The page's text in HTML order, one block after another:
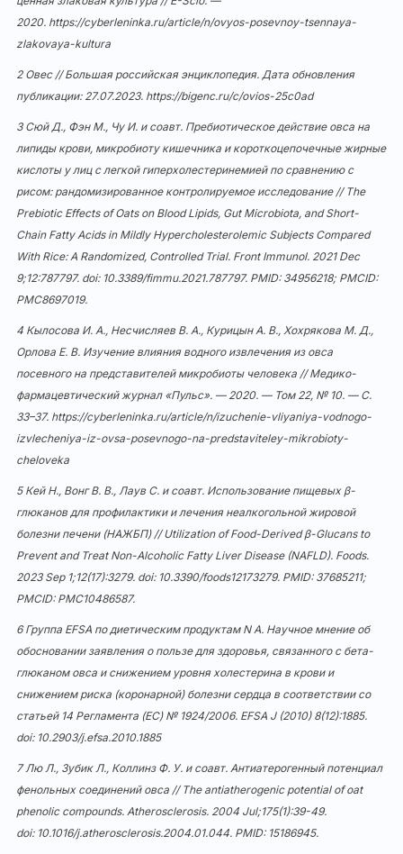
2020. https://cyberleninka.ru/article/n/ovyos-posevnoy-tsennaya-
zlakovaya-kultura
2 Овес // Большая российская энциклопедия. Дата обновления
публикации: 27.07.2023. https://bigenc.ru/c/ovios-25c0ad
3 Сюй Д., Фэн М., Чу И. и соавт. Пребиотическое действие овса на
липиды крови, микробиоту кишечника и короткоцепочечные жирные
кислоты у лиц с легкой гиперхолестеринемией по сравнению с
рисом: рандомизированное контролируемое исследование // The
Prebiotic Effects of Oats on Blood Lipids, Gut Microbiota, and Short-
Chain Fatty Acids in Mildly Hypercholesterolemic Subjects Compared
With Rice: A Randomized, Controlled Trial. Front Immunol. 2021 Dec
9;12:787797. doi: 10.3389/fimmu.2021.787797. PMID: 34956218; PMCID:
PMC8697019.
4 Кылосова И. А., Несчисляев В. А., Курицын А. В., Хохрякова М. Д.,
Орлова Е. В. Изучение влияния водного извлечения из овса
посевного на представителей микробиоты человека // Медико-
фармацевтический журнал «Пульс». — 2020. — Том 22, № 10. — С.
33–37. https://cyberleninka.ru/article/n/izuchenie-vliyaniya-vodnogo-
izvlecheniya-iz-ovsa-posevnogo-na-predstaviteley-mikrobioty-
cheloveka
5 Кей Н., Вонг В. В., Лаув С. и соавт. Использование пищевых β-
глюканов для профилактики и лечения неалкогольной жировой
болезни печени (НАЖБП) // Utilization of Food-Derived β-Glucans to
Prevent and Treat Non-Alcoholic Fatty Liver Disease (NAFLD). Foods.
2023 Sep 1;12(17):3279. doi: 10.3390/foods12173279. PMID: 37685211;
PMCID: PMC10486587.
6 Группа EFSA по диетическим продуктам N A. Научное мнение об
обосновании заявления о пользе для здоровья, связанного с бета-
глюканом овса и снижением уровня холестерина в крови и
снижением риска (коронарной) болезни сердца в соответствии со
статьей 14 Регламента (EC) № 1924/2006. EFSA J (2010) 8(12):1885.
doi: 10.2903/j.efsa.2010.1885
7 Лю Л., Зубик Л., Коллинз Ф. У. и соавт. Антиатерогенный потенциал
фенольных соединений овса // The antiatherogenic potential of oat
phenolic compounds. Atherosclerosis. 2004 Jul;175(1):39-49.
doi: 10.1016/j.atherosclerosis.2004.01.044. PMID: 15186945.